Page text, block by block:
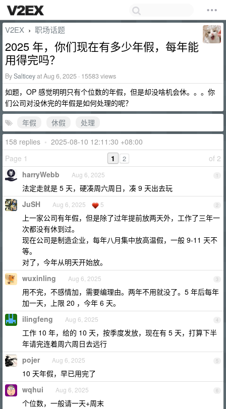
V2EX › 职场话题
2025 年，你们现在有多少年假，每年能
用得完吗？
BySalticeyat Aug 6, 2025 · 15583 views
如题，OP 感觉明明只有个位数的年假，但是却没啥机会休。。。你
们公司对没休完的年假是如何处理的呢？
年假
休假
处理
158 replies • 2025-08-10 12:11:30 +08:00
Page 1
of 2
1 2
1
harryWebb Aug 6, 2025
法定走就是 5 天，硬凑周六周日，凑 9 天出去玩
2
JuSH Aug 6, 2025 5
上一家公司有年假，但是除了过年提前放两天外，工作了三年一
次都没有休到过。
现在公司是制造企业，每年八月集中放高温假，一般 9-11 天不
等。
对了，今年从明天开始放。
3
wuxinling Aug 6, 2025
用不完，不感情加，需要编理由。两年不用就没了。5 年后每年
加一天，上限 20 ，今年 6 天。
4
ilingfeng Aug 6, 2025
工作 10 年，给的 10 天，按季度发放，现在有 5 天，打算下半
年请完连着周六周日去远行
5
pojer Aug 6, 2025
10 天年假，早已用完了
6
wqhui Aug 6, 2025
个位数，一般请一天+周末